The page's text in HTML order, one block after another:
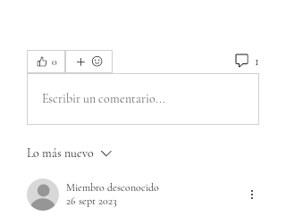
0 1
Escribir un comentario...
Lo más nuevo
Miembro desconocido
26 sept 2023